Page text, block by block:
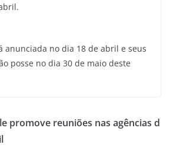
anunciada no dia 18 de abril e seus
posse no dia 30 de maio deste
promove reuniões nas agências d